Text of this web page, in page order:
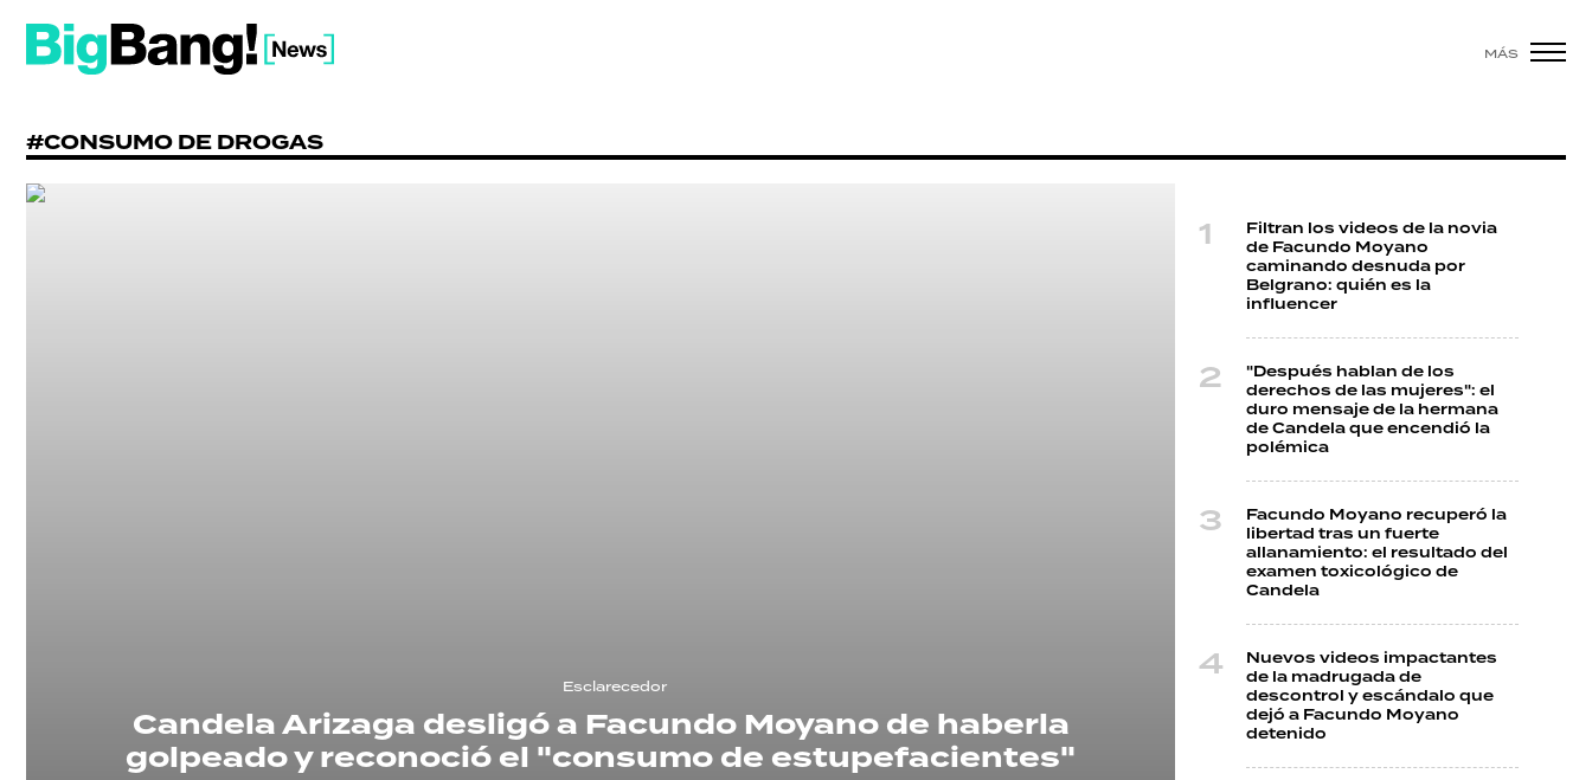
MÁS
#CONSUMO DE DROGAS
Esclarecedor
Candela Arizaga desligó a Facundo Moyano de haberla
golpeado y reconoció el "consumo de estupefacientes"
Filtran los videos de la novia
de Facundo Moyano
caminando desnuda por
Belgrano: quién es la
influencer
"Después hablan de los
derechos de las mujeres": el
duro mensaje de la hermana
de Candela que encendió la
polémica
Facundo Moyano recuperó la
libertad tras un fuerte
allanamiento: el resultado del
examen toxicológico de
Candela
Nuevos videos impactantes
de la madrugada de
descontrol y escándalo que
dejó a Facundo Moyano
detenido